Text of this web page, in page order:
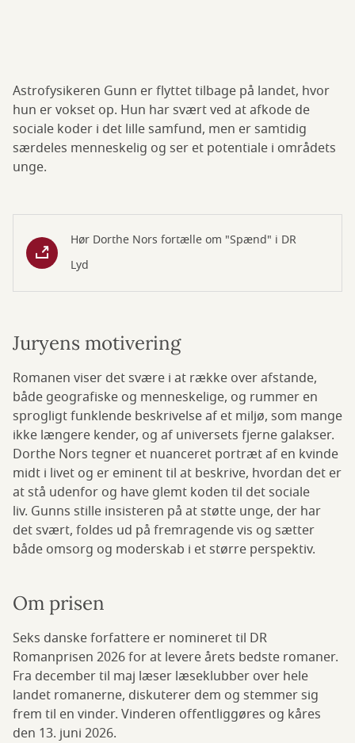
Astrofysikeren Gunn er flyttet tilbage på landet, hvor
hun er vokset op. Hun har svært ved at afkode de
sociale koder i det lille samfund, men er samtidig
særdeles menneskelig og ser et potentiale i områdets
unge.
Hør Dorthe Nors fortælle om "Spænd" i DR
Lyd
Juryens motivering
Romanen viser det svære i at række over afstande,
både geografiske og menneskelige, og rummer en
sprogligt funklende beskrivelse af et miljø, som mange
ikke længere kender, og af universets fjerne galakser.
Dorthe Nors tegner et nuanceret portræt af en kvinde
midt i livet og er eminent til at beskrive, hvordan det er
at stå udenfor og have glemt koden til det sociale
liv. Gunns stille insisteren på at støtte unge, der har
det svært, foldes ud på fremragende vis og sætter
både omsorg og moderskab i et større perspektiv.
Om prisen
Seks danske forfattere er nomineret til DR
Romanprisen 2026 for at levere årets bedste romaner.
Fra december til maj læser læseklubber over hele
landet romanerne, diskuterer dem og stemmer sig
frem til en vinder. Vinderen offentliggøres og kåres
den 13. juni 2026.